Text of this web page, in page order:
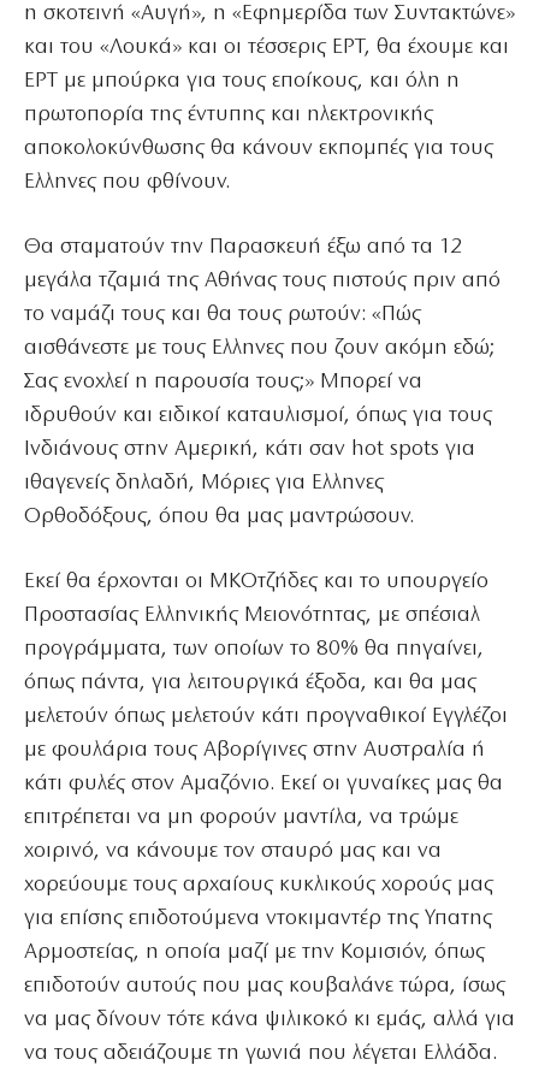
η σκοτεινή «Αυγή», η «Εφημερίδα των Συντακτώνε»
και του «Λουκά» και οι τέσσερις ΕΡΤ, θα έχουμε και
ΕΡΤ με μπούρκα για τους εποίκους, και όλη η
πρωτοπορία της έντυπης και ηλεκτρονικής
αποκολοκύνθωσης θα κάνουν εκπομπές για τους
Ελληνες που φθίνουν.
Θα σταματούν την Παρασκευή έξω από τα 12
μεγάλα τζαμιά της Αθήνας τους πιστούς πριν από
το ναμάζι τους και θα τους ρωτούν: «Πώς
αισθάνεστε με τους Ελληνες που ζουν ακόμη εδώ;
Σας ενοχλεί η παρουσία τους;» Μπορεί να
ιδρυθούν και ειδικοί καταυλισμοί, όπως για τους
Ινδιάνους στην Αμερική, κάτι σαν hot spots για
ιθαγενείς δηλαδή, Μόριες για Eλληνες
Ορθoδόξους, όπου θα μας μαντρώσουν.
Εκεί θα έρχονται οι ΜΚΟτζήδες και το υπουργείο
Προστασίας Ελληνικής Μειονότητας, με σπέσιαλ
προγράμματα, των οποίων το 80% θα πηγαίνει,
όπως πάντα, για λειτουργικά έξοδα, και θα μας
μελετούν όπως μελετούν κάτι προγναθικοί Εγγλέζοι
με φουλάρια τους Αβορίγινες στην Αυστραλία ή
κάτι φυλές στον Αμαζόνιο. Εκεί οι γυναίκες μας θα
επιτρέπεται να μη φορούν μαντίλα, να τρώμε
χοιρινό, να κάνουμε τον σταυρό μας και να
χορεύουμε τους αρχαίους κυκλικούς χορούς μας
για επίσης επιδοτούμενα ντοκιμαντέρ της Υπατης
Αρμοστείας, η οποία μαζί με την Κομισιόν, όπως
επιδοτούν αυτούς που μας κουβαλάνε τώρα, ίσως
να μας δίνουν τότε κάνα ψιλικοκό κι εμάς, αλλά για
να τους αδειάζουμε τη γωνιά που λέγεται Ελλάδα.